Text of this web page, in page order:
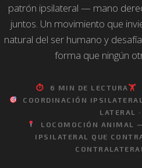
patrón ipsilateral — mano
juntos. Un movimiento que
natural del ser humano y
forma que ningún
⏱ 6 MIN DE LECTURA 🏋️
COORDINACIÓN
LATERAL
LOCOMOCIÓN ANIMAL
IPSILATERAL QUE